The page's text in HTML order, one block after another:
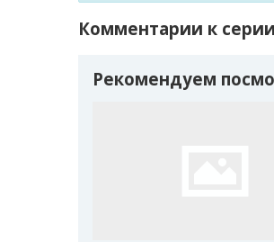
Комментарии к серии
Рекомендуем